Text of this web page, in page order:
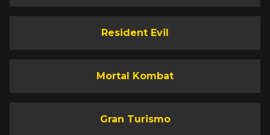
Resident Evil
Mortal Kombat
Gran Turismo